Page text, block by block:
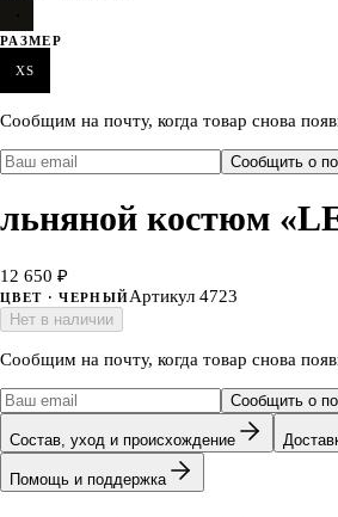
РАЗМЕР
XS
Сообщим на почту, когда товар снова
Сообщить о
льняной костюм
12 650 ₽
ЦВЕТ · ЧЕРНЫЙАртикул 4723
Нет в наличии
Сообщим на почту, когда товар снова
Сообщить о
Состав, уход и происхождение
Помощь и поддержка